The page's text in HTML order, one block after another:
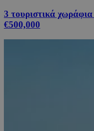
3 τουριστικά
€500,000